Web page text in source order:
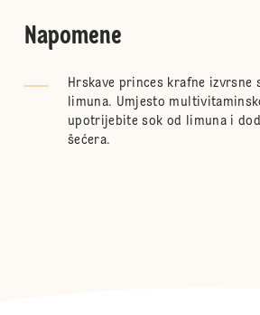
Napomene
Hrskave princes krafne izvrsne
limuna. Umjesto
upotrijebite sok od limuna i
šećera.